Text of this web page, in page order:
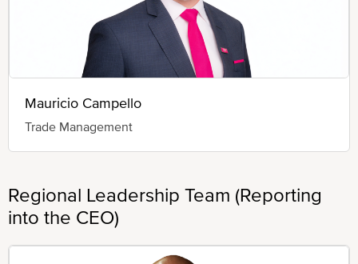
Mauricio Campello
Trade Management
Regional Leadership Team (Reporting
into the CEO)